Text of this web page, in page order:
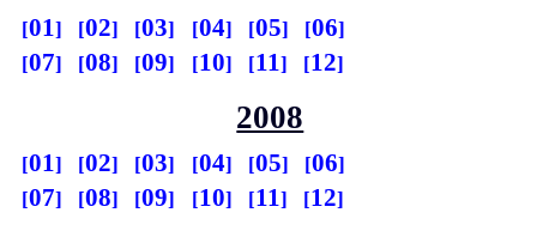
01 02 03 04 05
06
07
08 09 10 11 12
2008
01 02 03 04 05
06
07
08 09 10 11 12